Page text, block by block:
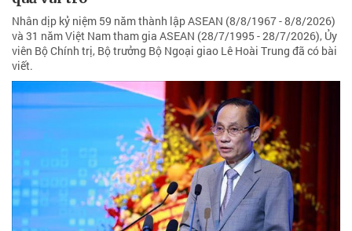
Nhân dịp kỷ niệm 59 năm thành lập ASEAN (8/8/1967 - 8/8/2026)
và 31 năm Việt Nam tham gia ASEAN (28/7/1995 - 28/7/2026), Ủy
viên Bộ Chính trị, Bộ trưởng Bộ Ngoại giao Lê Hoài Trung đã có bài
viết.